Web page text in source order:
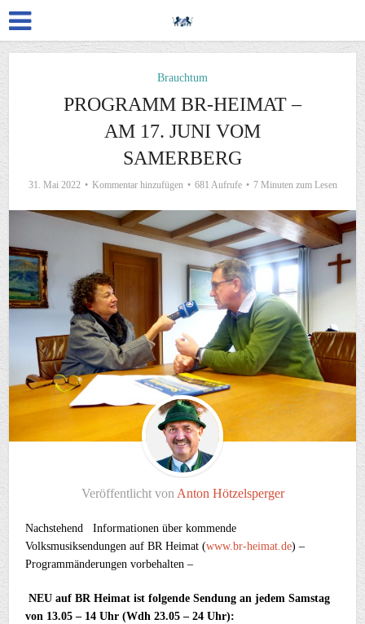
Brauchtum
PROGRAMM BR-HEIMAT –
AM 17. JUNI VOM
SAMERBERG
31. Mai 2022 Kommentar hinzufügen 681 Aufrufe 7 Minuten zum Lesen
Veröffentlicht von Anton Hötzelsperger
Nachstehend Informationen über kommende
Volksmusiksendungen auf BR Heimat (www.br-heimat.de) –
Programmänderungen vorbehalten –
NEU auf BR Heimat ist folgende Sendung an jedem Samstag
von 13.05 – 14 Uhr (Wdh 23.05 – 24 Uhr):